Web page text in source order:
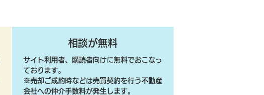
相談が無料
サイト利用者、購読者向けに無料でおこなっ
ております。
​※売却ご成約時などは売買契約を行う不動産
会社への仲介手数料が発生します。